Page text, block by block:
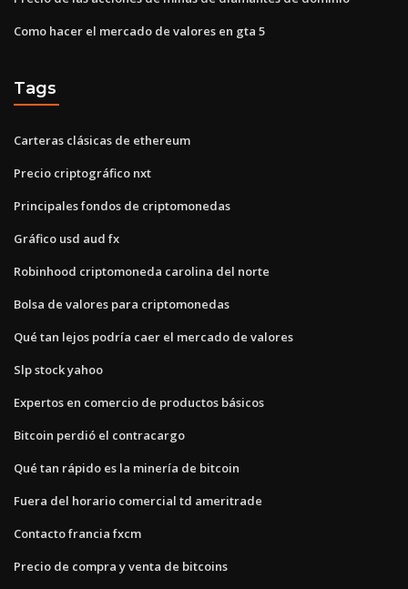
Como hacer el mercado de valores en gta 5
Tags
Carteras clásicas de ethereum
Precio criptográfico nxt
Principales fondos de criptomonedas
Gráfico usd aud fx
Robinhood criptomoneda carolina del norte
Bolsa de valores para criptomonedas
Qué tan lejos podría caer el mercado de valores
Slp stock yahoo
Expertos en comercio de productos básicos
Bitcoin perdió el contracargo
Qué tan rápido es la minería de bitcoin
Fuera del horario comercial td ameritrade
Contacto francia fxcm
Precio de compra y venta de bitcoins